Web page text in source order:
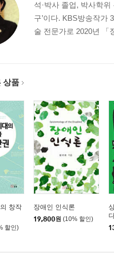
와 가치 그리고 과제 292
한다
독스-허상욱의 시 ‘일당 빼먹기’
래도 사랑하라-황성환의 시 ‘치매
꽃-김종선의 시 ‘사월의 꽃’ 348
쓰는 이유-노차돌의 시 ‘너에게 쓴
한가-이대우의 시 ‘아침은’ 354
지 그러셨습니까-한병진의 시 ‘
대서사시-김준엽의 시 ‘내 인생에
김영관의 시 ‘그 사람’ 365
석·박사 졸업, 박사학
구’이다. KBS방송작가
술 전문가로 2020년 「
상품
창작
할인)
장애인 인식론
19,800원 (10% 할인)